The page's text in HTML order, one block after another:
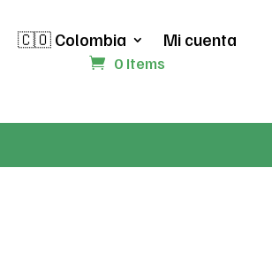
🇨🇴 Colombia Mi cuenta
0 Items